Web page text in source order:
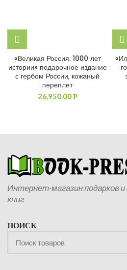
«Великая Россия. 1000 лет
истории» подарочное издание
с гербом России, кожаный
переплет
26,950.00Р
Интернет-магазин подарков и
книг
ПОИСК